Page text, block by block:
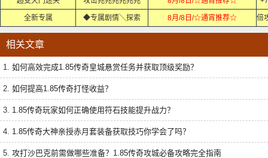
全新专属 ◆专属剧情╲探索 8月/8日/☆通宵推荐☆
相关文章
1. 如何高效完成1.85传奇皇城悬赏任务并获取顶级奖励？
2. 如何提高1.85传奇打怪收益？
3. 1.85传奇玩家如何正确使用符石技能提升战力？
4. 1.85传奇大神亲授赤月套装备获取技巧你学会了吗？
5. 攻打沙巴克前需做哪些准备？1.85传奇攻城必备攻略完全指南